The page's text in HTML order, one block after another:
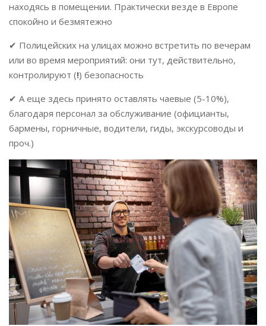
находясь в помещении. Практически везде в Европе
спокойно и безмятежно
✔ Полицейских на улицах можно встретить по вечерам
или во время мероприятий: они тут, действительно,
контролируют (!) безопасность
✔ А еще здесь принято оставлять чаевые (5-10%),
благодаря персонал за обслуживание (официанты,
бармены, горничные, водители, гиды, экскурсоводы и
проч.)